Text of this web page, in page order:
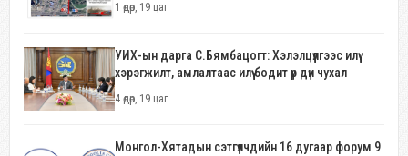
1 өдөр, 19 цаг
УИХ-ын дарга С.Бямбацогт: Хэлэлцүүлгээс илүү
хэрэгжилт, амлалтаас илүү бодит үр дүн чухал
4 өдөр, 19 цаг
Монгол-Хятадын сэтгүүлчдийн 16 дугаар форум 9